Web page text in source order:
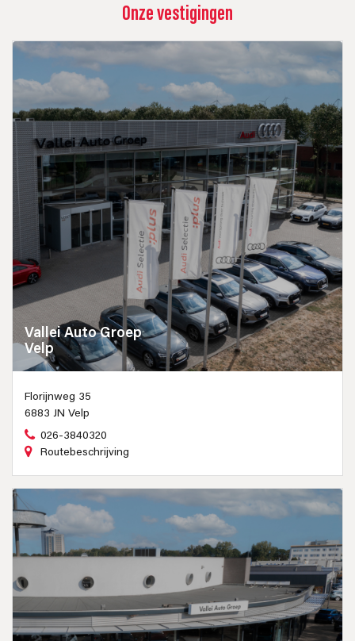
Onze vestigingen
Vallei Auto Groep
Velp
Florijnweg 35
6883 JN Velp
026-3840320
Routebeschrijving